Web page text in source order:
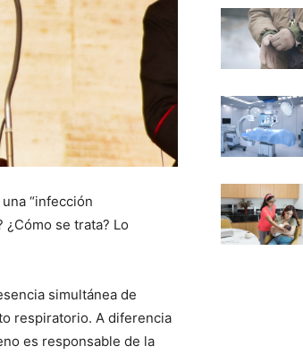
“infección
se trata? Lo
simultánea de
respiratorio. A diferencia
es responsable de la